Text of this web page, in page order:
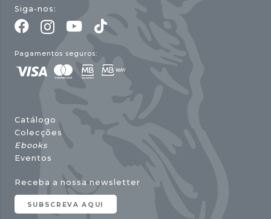
Siga-nos:
Pagamentos seguros:
Catálogo
Colecções
Ebooks
Eventos
Receba a nossa newsletter
SUBSCREVA AQUI